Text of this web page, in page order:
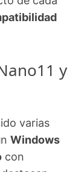
y
varias
Windows
con